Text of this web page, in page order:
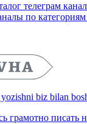
телеграм
по
biz bilan
грамотно писать